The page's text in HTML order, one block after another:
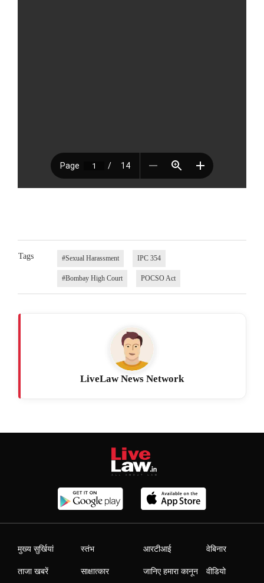
Tags #Sexual Harassment IPC 354
#Bombay High Court POCSO Act
LiveLaw News Network
मुख्य सुर्खियां
ताजा खबरें
स्तंभ
साक्षात्कार
आरटीआई
जानिए हमारा कानून
वेबिनार
वीडियो